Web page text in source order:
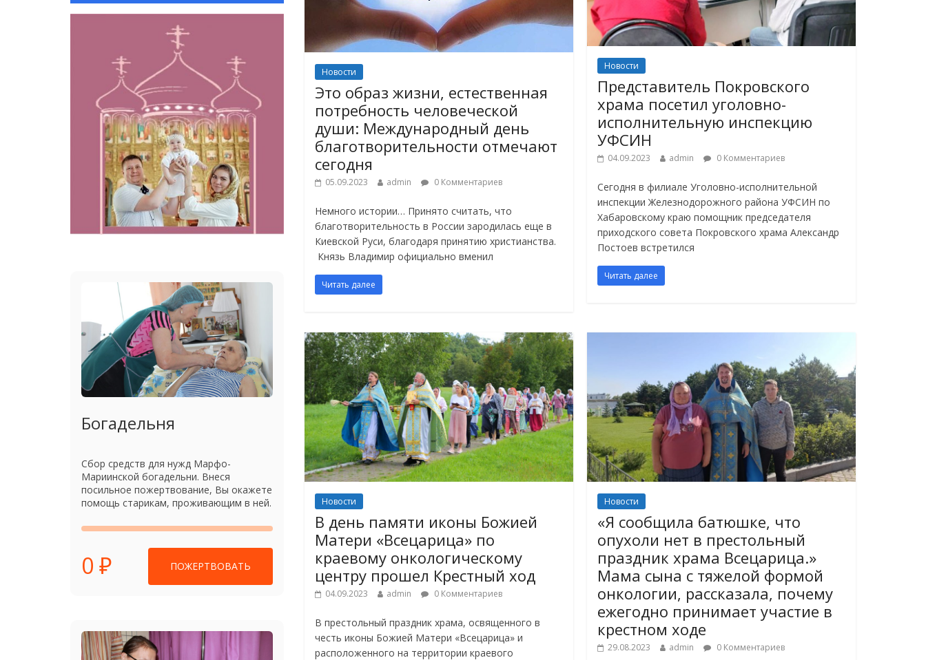
Новости
Это образ жизни, естественная
потребность человеческой
души: Международный день
благотворительности отмечают
сегодня
05.09.2023 admin 0 Комментариев
Немного истории… Принято считать, что
благотворительность в России зародилась еще в
Киевской Руси, благодаря принятию христианства.
Князь Владимир официально вменил
Читать далее
Новости
Представитель Покровского
храма посетил уголовно-
исполнительную инспекцию
УФСИН
04.09.2023 admin 0 Комментариев
Сегодня в филиале Уголовно-исполнительной
инспекции Железнодорожного района УФСИН по
Хабаровскому краю помощник председателя
приходского совета Покровского храма Александр
Постоев встретился
Читать далее
Новости
В день памяти иконы Божией
Матери «Всецарица» по
краевому онкологическому
центру прошел Крестный ход
04.09.2023 admin 0 Комментариев
В престольный праздник храма, освященного в
честь иконы Божией Матери «Всецарица» и
расположенного на территории краевого
Новости
«Я сообщила батюшке, что
опухоли нет в престольный
праздник храма Всецарица.»
Мама сына с тяжелой формой
онкологии, рассказала, почему
ежегодно принимает участие в
крестном ходе
29.08.2023 admin 0 Комментариев
Богадельня
Сбор средств для нужд Марфо-
Мариинской богадельни. Внеся
посильное пожертвование, Вы окажете
помощь старикам, проживающим в ней.
0 ₽ ПОЖЕРТВОВАТЬ